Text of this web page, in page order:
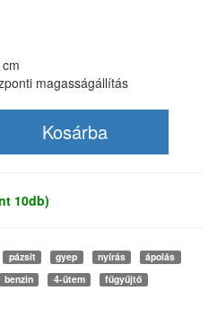
magasságállítás
10db)
pázsit gyep nyírás
ápolás
benzin 4-ütem
fűgyűjtő